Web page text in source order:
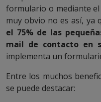
formulario o mediante
muy obvio no es así, ya
el 75% de las
mail de contacto en
implementa un
Entre los muchos
se puede destacar: